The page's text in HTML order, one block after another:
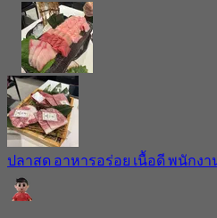
ปลาสด อาหารอร่อย เนื้อดี พนักงา